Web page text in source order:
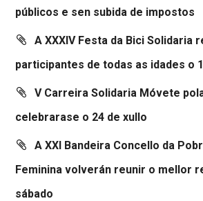
públicos e sen subida de impostos
A XXXIV Festa da Bici Solidaria
participantes de todas as idades o
V Carreira Solidaria Móvete
celebrarase o 24 de xullo
A XXI Bandeira Concello da
Feminina volverán reunir o mellor
sábado